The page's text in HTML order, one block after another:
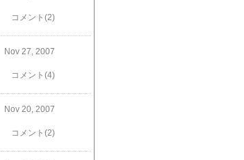
コメント(2)
Nov 27, 2007
コメント(4)
Nov 20, 2007
コメント(2)